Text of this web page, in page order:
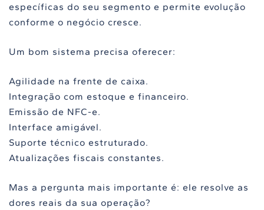
específicas do seu segmento e permite evolução
conforme o negócio cresce.
Um bom sistema precisa oferecer:
Agilidade na frente de caixa.
Integração com estoque e financeiro.
Emissão de NFC-e.
Interface amigável.
Suporte técnico estruturado.
Atualizações fiscais constantes.
Mas a pergunta mais importante é: ele resolve as
dores reais da sua operação?